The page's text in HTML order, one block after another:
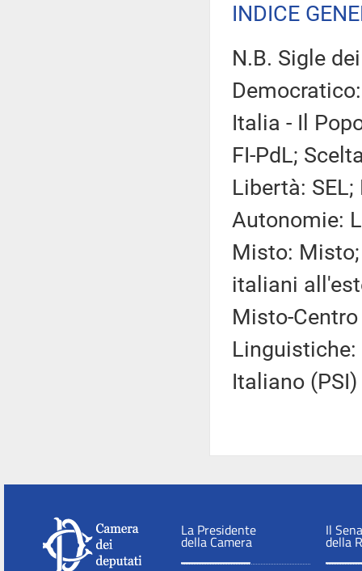
INDICE
N.B. Sigle
Italia - Il
FI-PdL;
Libertà:
Autonomie:
Misto:
italiani
Misto-
Italiano
La Presidente
della Camera
Il
della